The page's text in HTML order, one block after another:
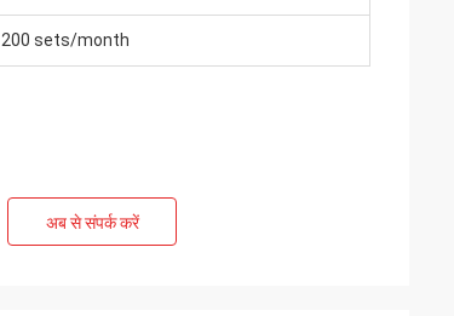
200 sets/month
अब से संपर्क करें